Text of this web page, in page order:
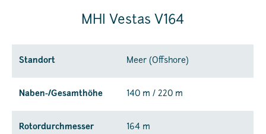
MHI Vestas V164
Standort Meer (Offshore)
Naben-/Gesamthöhe 140 m / 220 m
Rotordurchmesser 164 m